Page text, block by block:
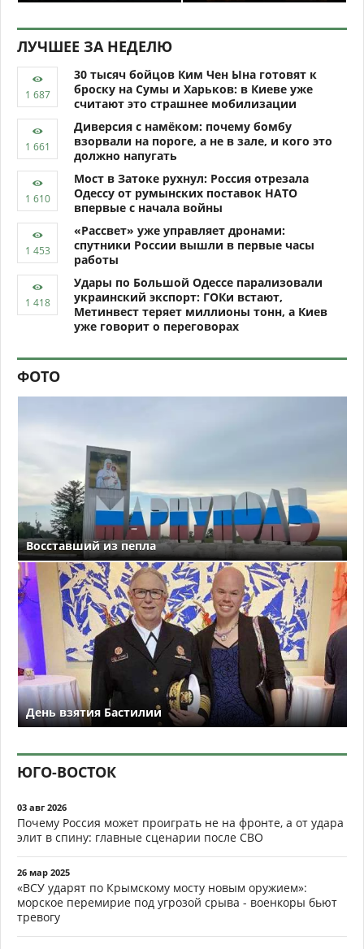
ЛУЧШЕЕ ЗА НЕДЕЛЮ
30 тысяч бойцов Ким Чен Ына готовят к
броску на Сумы и Харьков: в Киеве уже
считают это страшнее мобилизации
Диверсия с намёком: почему бомбу
взорвали на пороге, а не в зале, и кого это
должно напугать
Мост в Затоке рухнул: Россия отрезала
Одессу от румынских поставок НАТО
впервые с начала войны
«Рассвет» уже управляет дронами:
спутники России вышли в первые часы
работы
Удары по Большой Одессе парализовали
украинский экспорт: ГОКи встают,
Метинвест теряет миллионы тонн, а Киев
уже говорит о переговорах
ФОТО
Восставший из пепла
День взятия Бастилии
ЮГО-ВОСТОК
03 авг 2026
Почему Россия может проиграть не на фронте, а от удара
элит в спину: главные сценарии после СВО
26 мар 2025
«ВСУ ударят по Крымскому мосту новым оружием»:
морское перемирие под угрозой срыва - военкоры бьют
тревогу